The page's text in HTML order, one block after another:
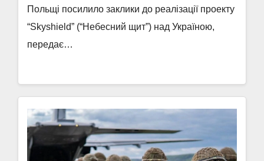
Польщі посилило заклики до реалізації проекту
“Skyshield” (“Небесний щит”) над Україною,
передає…